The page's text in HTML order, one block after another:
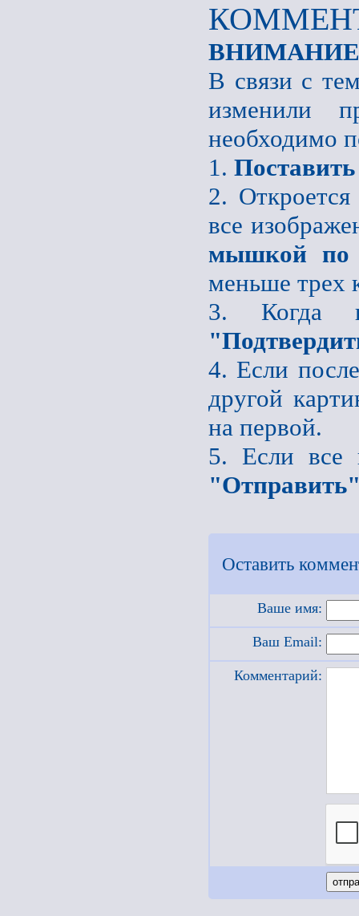
В связи с
изменили
необходимо
1.
2.
все
мышкой по
меньше трех
3. Когда
4. Если
другой
на первой.
5. Если все
Оставить
Ваше имя:
Ваш Email:
Комментарий: